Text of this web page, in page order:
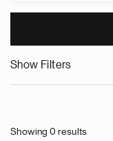
Show Filters
Showing 0 results